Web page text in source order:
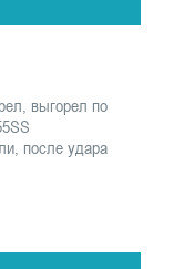
выгорел по
после удара